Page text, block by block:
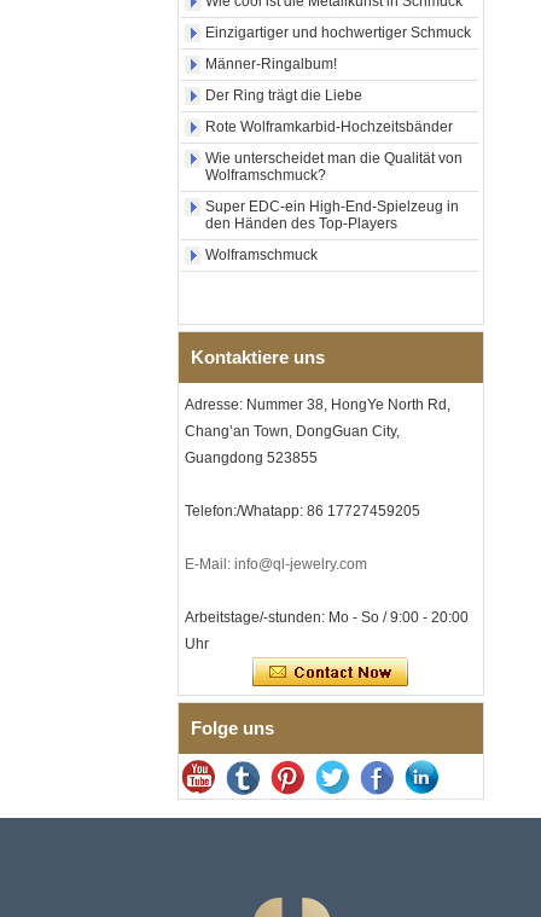
Fabrikgroßhandel mit
schwarzem, poliertem,
quadratischem Siegelring
aus Wolframkarbid,
Holzeinlage mit Abalone-
Muschel-Kreuzmuster,
religiöser Statement-Ring für
Männer, individuelle
Innengravur, OEM-ODM-
Großlieferung
Fabrikgroßhandel mit 8 mm
roségoldenem,
galvanisiertem
Wolframcarbid-Ring, roter
Themen-Ehering für Männer,
Lasergravur, OEM-ODM-
Großlieferung
Herren-I-Links-Armband aus
schwarzem Zirkonoxid-
Keramik-Edelstahl 304,
Magnet- und
Edelstahl 316L, EN1811-
Feingliederarmband mit
nahtloser
Doppeldruckschließe
gehämmertem, facettiertem
Wolframcarbid, 8 mm
Comfort Fit, geometrisch
facettenreich, gebürstet,
Einzigartiger und hochwertiger Schmuck
Männer-Ringalbum!
Der Ring trägt die Liebe
Rote Wolframkarbid-Hochzeitsbänder
Wie unterscheidet man die Qualität von
Wolframschmuck?
Super EDC-ein High-End-Spielzeug in
den Händen des Top-Players
Wolframschmuck
Kontaktiere uns
Adresse: Nummer 38, HongYe North Rd,
Chang’an Town, DongGuan City,
Guangdong 523855
Telefon:/Whatapp: 86 17727459205
E-Mail: info@ql-jewelry.com
Arbeitstage/-stunden: Mo - So / 9:00 - 20:00
Uhr
Folge uns